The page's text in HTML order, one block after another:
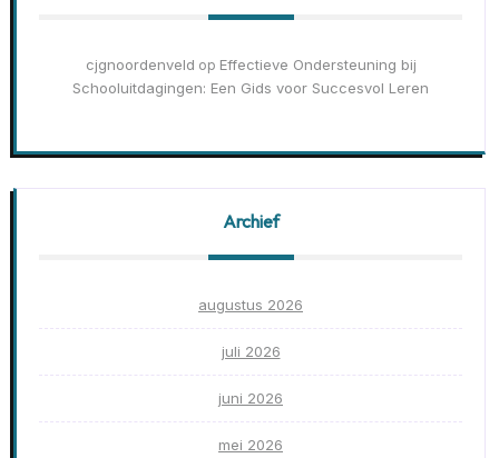
cjgnoordenveld op Effectieve Ondersteuning bij
Schooluitdagingen: Een Gids voor Succesvol Leren
Archief
augustus 2026
juli 2026
juni 2026
mei 2026